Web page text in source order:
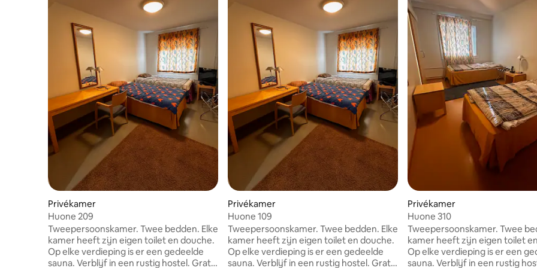
Privékamer
Huone 209
Tweepersoonskamer. Twee bedden. Elke
kamer heeft zijn eigen toilet en douche.
Op elke verdieping is er een gedeelde
sauna. Verblijf in een rustig hostel. Gratis
Privékamer
Huone 109
Tweepersoonskamer. Twee bedden. Elke
kamer heeft zijn eigen toilet en douche.
Op elke verdieping is er een gedeelde
sauna. Verblijf in een rustig hostel. Gratis
Privékamer
Huone 310
Tweepersoonskamer. Twee
kamer heeft zijn eigen toilet
Op elke verdieping is er een
sauna. Verblijf in een rustig